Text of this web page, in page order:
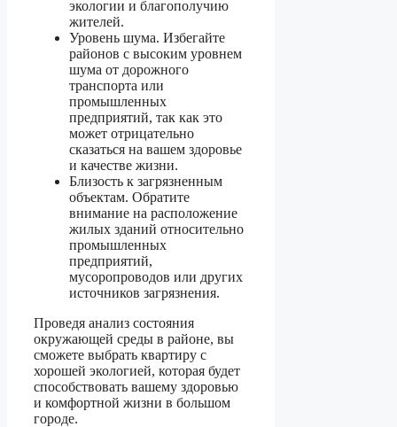
экологии и благополучию
жителей.
Уровень шума. Избегайте
районов с высоким уровнем
шума от дорожного
транспорта или
промышленных
предприятий, так как это
может отрицательно
сказаться на вашем здоровье
и качестве жизни.
Близость к загрязненным
объектам. Обратите
внимание на расположение
жилых зданий относительно
промышленных
предприятий,
мусоропроводов или других
источников загрязнения.
Проведя анализ состояния
окружающей среды в районе, вы
сможете выбрать квартиру с
хорошей экологией, которая будет
способствовать вашему здоровью
и комфортной жизни в большом
городе.